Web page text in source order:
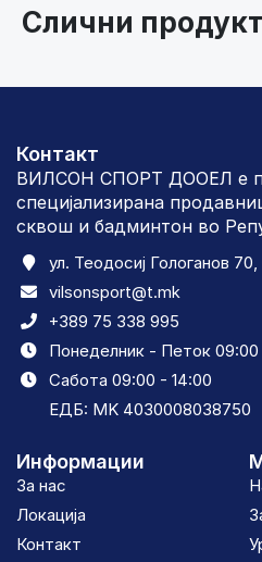
Слични
Контакт
ВИЛСОН СПОРТ ДООЕЛ е
специјализирана
сквош и бадминтон во
ул. Теодосиј Гологанов 70,
vilsonsport@t.mk
+389 75 338 995
Понеделник - Петок 09:00
Сабота 09:00 - 14:00
ЕДБ: MK 4030008038750
Информации
За нас
Локација
Контакт